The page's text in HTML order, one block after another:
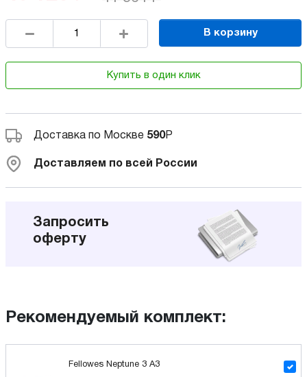
В корзину
Купить в один клик
Доставка по Москве 590Р
Доставляем по всей России
Запросить
оферту
Рекомендуемый комплект:
Fellowes Neptune 3 A3